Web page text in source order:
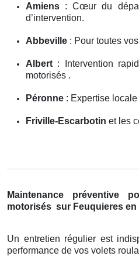
Amiens : Cœur du
d’intervention.
Abbeville : Pour toutes
Albert : Intervention
motorisés .
Péronne : Expertise
Friville-Escarbotin et les
Maintenance préventive
motorisés sur Feuquieres en
Un entretien régulier est
performance de vos volets